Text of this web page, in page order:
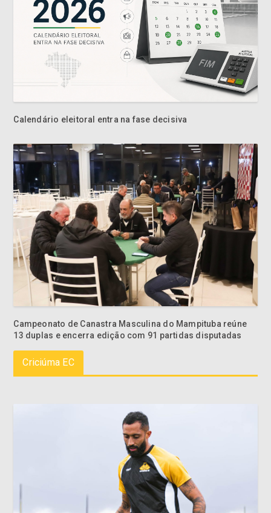
Calendário eleitoral entra na fase decisiva
Campeonato de Canastra Masculina do Mampituba reúne
13 duplas e encerra edição com 91 partidas disputadas
Criciúma EC